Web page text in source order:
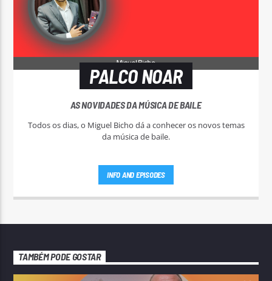
PALCO NOAR
AS NOVIDADES DA MÚSICA DE BAILE
Todos os dias, o Miguel Bicho dá a conhecer os novos temas
da música de baile.
INFO AND EPISODES
TAMBÉM PODE GOSTAR